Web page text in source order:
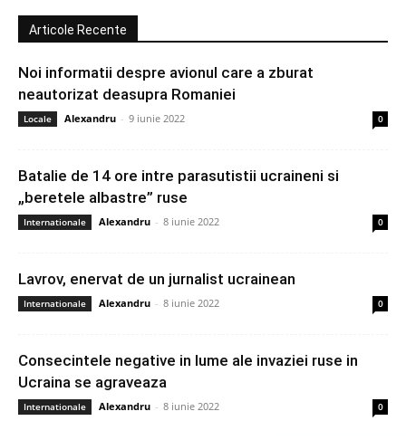
Articole Recente
Noi informatii despre avionul care a zburat
neautorizat deasupra Romaniei
Locale Alexandru - 9 iunie 2022 0
Batalie de 14 ore intre parasutistii ucraineni si
„beretele albastre” ruse
Internationale Alexandru - 8 iunie 2022 0
Lavrov, enervat de un jurnalist ucrainean
Internationale Alexandru - 8 iunie 2022 0
Consecintele negative in lume ale invaziei ruse in
Ucraina se agraveaza
Internationale Alexandru - 8 iunie 2022 0